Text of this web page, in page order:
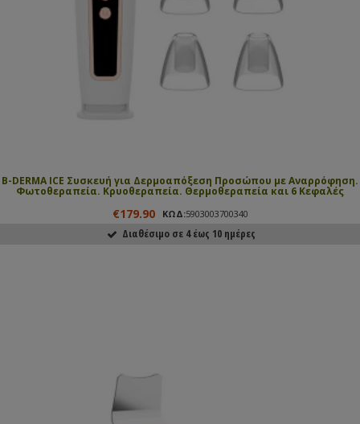
B-DERMA ICE Συσκευή για Δερμοαπόξεση Προσώπου με Αναρρόφηση.
Φωτοθεραπεία. Κρυοθεραπεία. Θερμοθεραπεία και 6 Κεφαλές
€179.90 ΚΩΔ:5903003700340
Διαθέσιμο σε 4 έως 10 ημέρες